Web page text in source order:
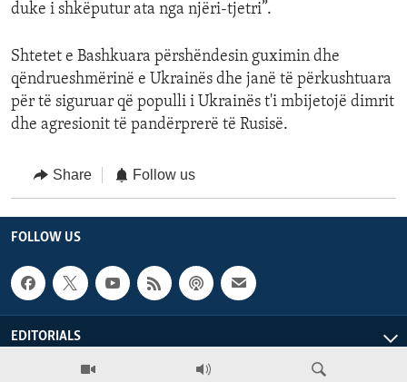
duke i shkëputur ata nga njëri-tjetri”.
Shtetet e Bashkuara përshëndesin guximin dhe
qëndrueshmërinë e Ukrainës dhe janë të përkushtuara
për të siguruar që populli i Ukrainës t'i mbijetojë dimrit
dhe agresionit të pandërprerë të Rusisë.
Share Follow us
FOLLOW US
EDITORIALS